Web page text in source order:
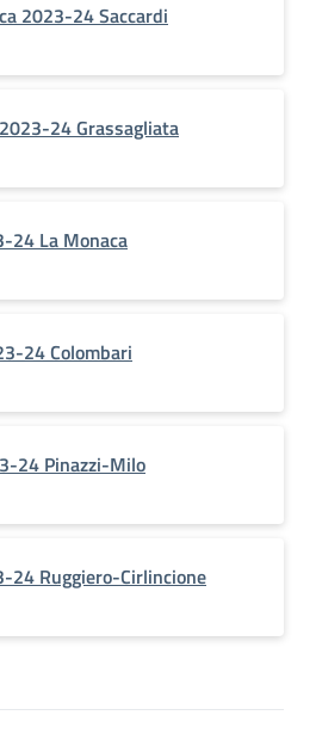
2023-24 Saccardi
24 Grassagliata
24 La Monaca
24 Colombari
24 Pinazzi-Milo
24 Ruggiero-Cirlincione